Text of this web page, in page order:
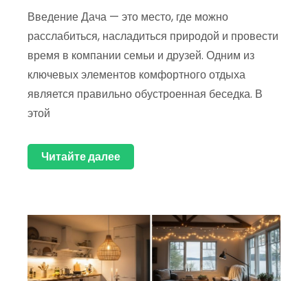
Введение Дача — это место, где можно
расслабиться, насладиться природой и провести
время в компании семьи и друзей. Одним из
ключевых элементов комфортного отдыха
является правильно обустроенная беседка. В
этой
Читайте далее